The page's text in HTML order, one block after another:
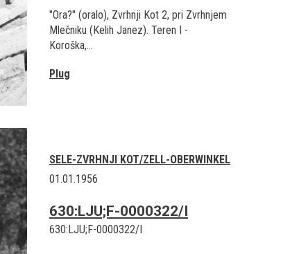
"Ora?" (oralo), Zvrhnji Kot 2, pri Zvrhnjem
Mlečniku (Kelih Janez). Teren I -
Koroška,...
Plug
SELE-ZVRHNJI KOT/ZELL-OBERWINKEL
01.01.1956
630:LJU;F-0000322/I
630:LJU;F-0000322/I